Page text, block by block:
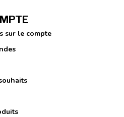
sur le compte